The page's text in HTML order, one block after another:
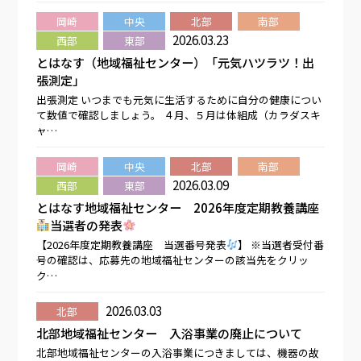
岡崎 中央 北部
南部
西部
東部
2026.03.23
とはなす（地域福祉センター）「元気ハツラツ！出
張測定」
出張測定 いつまでも元気に生活するために自分の健康につい
て数値で確認しましょう。 ４月、５月は体組成（カラダスキ
ャ…
岡崎 中央 北部
南部
西部
東部
2026.03.09
とはなす地域福祉センター 2026年度定期教養講座
当選者の発表
【2026年度定期教養講座 当選番号発表
】 ※当選者受付番
号の確認は、応募先の地域福祉センターの該当先をクリッ
ク…
北部
2026.03.03
北部地域福祉センター 入浴事業の廃止について
北部地域福祉センターの入浴事業につきましては、機器の故